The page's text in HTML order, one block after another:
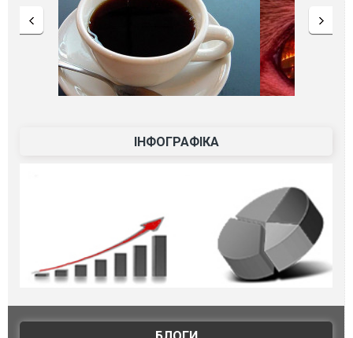
ІНФОГРАФІКА